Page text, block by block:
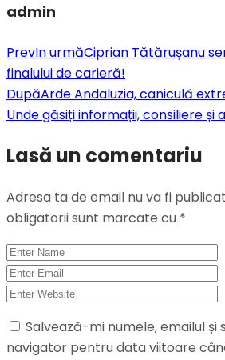
admin
PrevIn urmăCiprian Tătărușanu
finalului de carieră!
DupăArde Andaluzia, caniculă
Unde găsiți informații, consiliere și
Lasă un comentariu
Adresa ta de email nu va fi
obligatorii sunt marcate cu *
Salvează-mi numele, emailul
navigator pentru data viitoare